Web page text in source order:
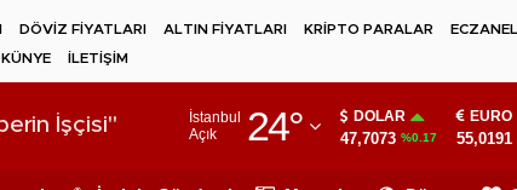
DÖVİZ FİYATLARI ALTIN FİYATLARI KRİPTO PARALAR
KÜNYE İLETİŞİM
İşçisi"
İstanbul
Açık
24°
Adıyaman DOLAR
47,7073 %0.17
EURO
55,0191